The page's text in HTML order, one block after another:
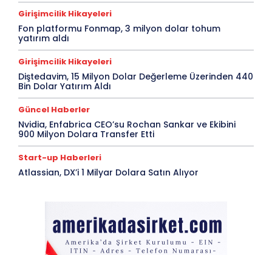
Girişimcilik Hikayeleri
Fon platformu Fonmap, 3 milyon dolar tohum
yatırım aldı
Girişimcilik Hikayeleri
Diştedavim, 15 Milyon Dolar Değerleme Üzerinden 440
Bin Dolar Yatırım Aldı
Güncel Haberler
Nvidia, Enfabrica CEO’su Rochan Sankar ve Ekibini
900 Milyon Dolara Transfer Etti
Start-up Haberleri
Atlassian, DX’i 1 Milyar Dolara Satın Alıyor